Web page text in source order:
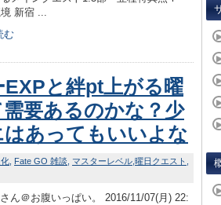
新宿 ...
む
と絆pt上がる曜
要あるのかな？少
あってもいいよな
Fate GO 雑談 マスターレベル 曜日クエスト
ん＠お腹いっぱい。 2016/11/07(月) 22: